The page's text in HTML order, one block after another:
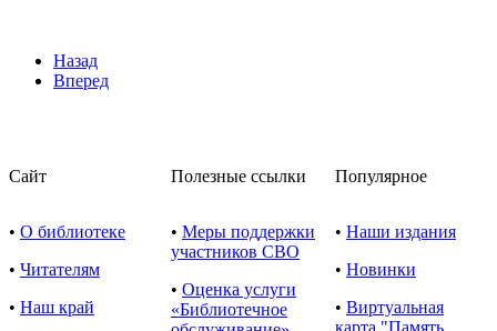
Назад
Вперед
Сайт Полезные ссылки Популярное
• О библиотеке
• Читателям
• Наш край
• Меры поддержки
участников СВО
• Оценка услуги
«Библиотечное
• Наши издания
• Новинки
• Виртуальная
карта "Память